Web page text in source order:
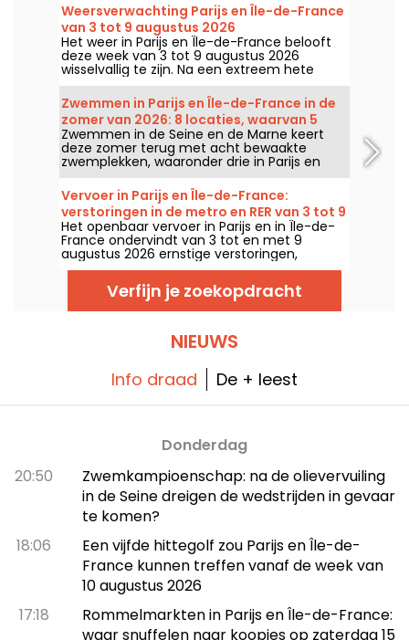
Weersverwachting Parijs en Île-de-France
van 3 tot 9 augustus 2026
Het weer in Parijs en Île-de-France belooft
deze week van 3 tot 9 augustus 2026
wisselvallig te zijn. Na een extreem hete
maandag met kans op onweer, zullen de
temperaturen geleidelijk dalen voordat het
in het weekend weer warmer en zonniger
wordt.
Zwemmen in Parijs en Île-de-France in de
zomer van 2026: 8 locaties, waarvan 5
gratis langs de Seine en de Marne
Zwemmen in de Seine en de Marne keert
deze zomer terug met acht bewaakte
zwemplekken, waaronder drie in Parijs en
een gloednieuwe plek in Seine-Saint-Denis.
Ze staan vanaf 20 juni klaar voor sommigen
en vanaf 4 juli voor anderen, tot eind
augustus 2026.
Vervoer in Parijs en Île-de-France:
verstoringen in de metro en RER van 3 tot 9
augustus 2026
Het openbaar vervoer in Parijs en in Île-de-
France ondervindt van 3 tot en met 9
augustus 2026 ernstige verstoringen,
doordat de grote zomerwerkzaamheden
sommige lijnen flink treffen, meldt RATP en
Verfijn je zoekopdracht
NIEUWS
Info draad De + leest
Donderdag
20:50
Zwemkampioenschap: na de olievervuiling
in de Seine dreigen de wedstrijden in gevaar
te komen?
18:06
Een vijfde hittegolf zou Parijs en Île-de-
France kunnen treffen vanaf de week van
10 augustus 2026
17:18
Rommelmarkten in Parijs en Île-de-France:
waar snuffelen naar koopjes op zaterdag 15